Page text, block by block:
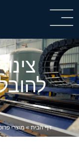
דף הבית »מוצרי